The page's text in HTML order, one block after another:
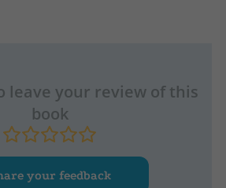
leave your review of this
book
your feedback